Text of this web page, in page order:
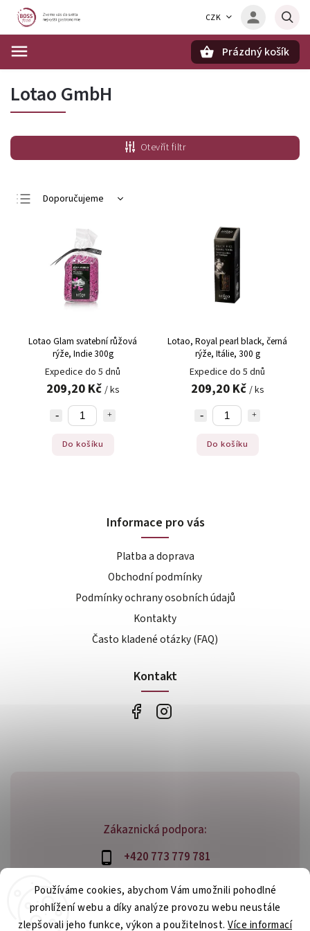
Používáme cookies, abychom Vám umožnili pohodlné
prohlížení webu a díky analýze provozu webu neustále
zlepšovali jeho funkce, výkon a použitelnost. Více informací
CZK
Prázdný košík
Lotao GmbH
Otevřít filtr
Doporučujeme
Nejdražší
Nejprodávanější
Abecedně
Lotao Glam svatební růžová
rýže, Indie 300g
Expedice do 5 dnů
209,20 Kč / ks
Do košíku
Lotao, Royal pearl black, černá
rýže, Itálie, 300 g
Expedice do 5 dnů
209,20 Kč / ks
Do košíku
Zákaznická podpora:
+420 773 779 781
info@bossfood.cz
Informace pro vás
Platba a doprava
Obchodní podmínky
Podmínky ochrany osobních údajů
Kontakty
Často kladené otázky (FAQ)
Kontakt